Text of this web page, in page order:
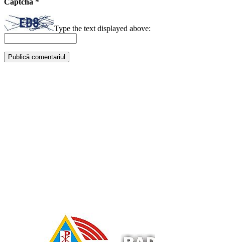
Type the text displayed above: